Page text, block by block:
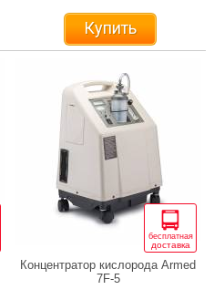
Купить
бесплатная
доставка
Концентратор кислорода Armed
7F-5